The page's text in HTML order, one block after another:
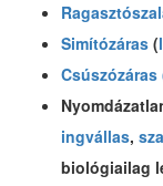
Simítózáras (
ingvállas,
biológiailag